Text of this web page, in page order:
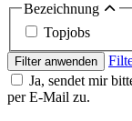
Bezeichnung
Topjobs
Filter anwenden
Ja, sendet mir
per E-Mail zu.